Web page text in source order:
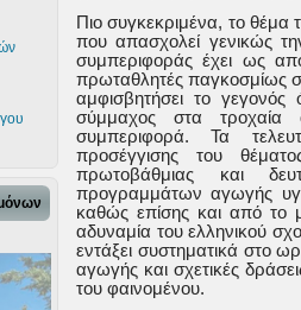
Πιο συγκεκριμένα, το θέμα
που απασχολεί γενικώς
συμπεριφοράς έχει ως
πρωταθλητές παγκοσμίως
αμφισβητήσει το γεγονός
σύμμαχος στα τροχαία
συμπεριφορά. Τα
προσέγγισης του
πρωτοβάθμιας και
προγραμμάτων αγωγής
καθώς επίσης και από το
αδυναμία του ελληνικού
εντάξει συστηματικά στο
αγωγής και σχετικές
του φαινομένου.